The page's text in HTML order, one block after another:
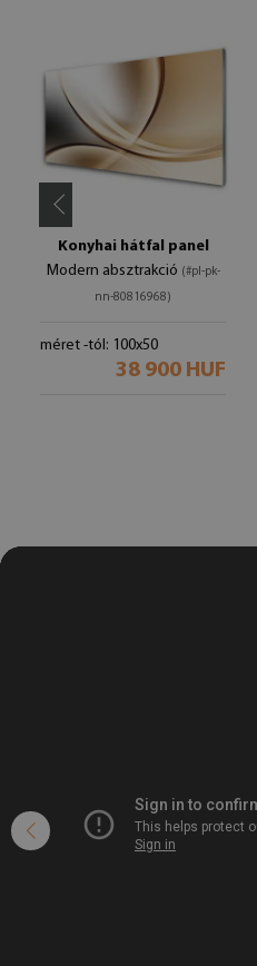
Konyhai hátfal panel
Modern absztrakció (#pl-pk-
nn-80816968)
méret -tól: 100x50
38 900 HUF